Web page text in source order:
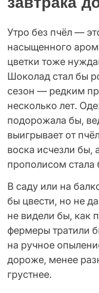
Утро без пчёл —
насыщенного
цветки тоже
Шоколад стал бы
сезон — редким
несколько лет.
подорожала бы,
выигрывает от
воска исчезли бы,
прополисом стала
В саду или на
бы цвести, но не
не видели бы, как
фермеры тратили
на ручное
дороже, менее
грустнее.